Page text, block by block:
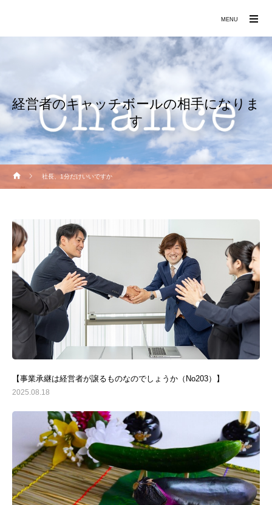
経営者のキャッチボールの相手になりま
す
社長、1分だけいいですか
【事業承継は経営者が譲るものなのでしょうか（No203）】
2025.08.18
MENU